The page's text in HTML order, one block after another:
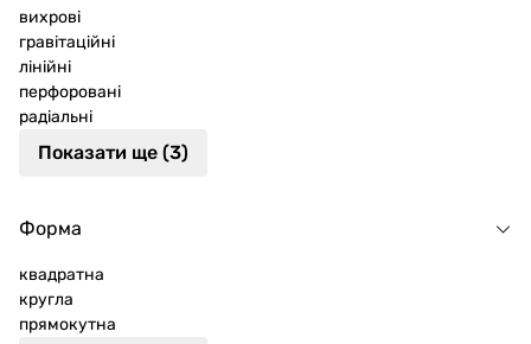
вихрові
гравітаційні
лінійні
перфоровані
радіальні
Показати ще (3)
Форма
квадратна
кругла
прямокутна